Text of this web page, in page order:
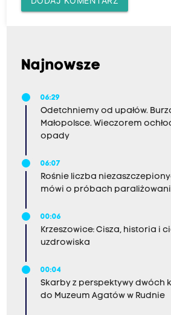
Najnowsze
06:29
Odetchniemy od upałów.
Małopolsce. Wieczorem
opady
06:07
Rośnie liczba
mówi o próbach
00:06
Krzeszowice: Cisza, historia i
uzdrowiska
00:04
Skarby z perspektywy dwóch
do Muzeum Agatów w Rudnie